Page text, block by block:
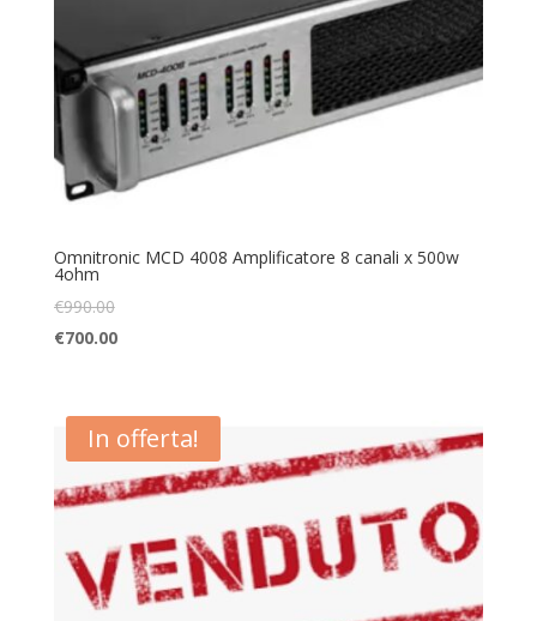
Omnitronic MCD 4008 Amplificatore 8 canali x 500w
4ohm
€990.00
€700.00
In offerta!